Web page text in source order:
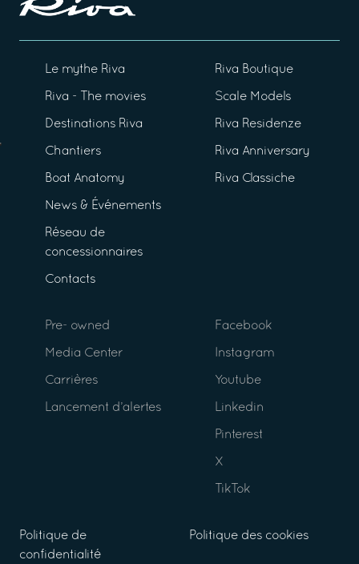
Le mythe Riva
Riva - The movies
Destinations Riva
Chantiers
Boat Anatomy
News & Événements
Réseau de
concessionnaires
Contacts
Riva Boutique
Scale Models
Riva Residenze
Riva Anniversary
Riva Classiche
Pre- owned
Media Center
Carrières
Lancement d’alertes
Facebook
Instagram
Youtube
Linkedin
Pinterest
X
TikTok
Politique de
confidentialité
Politique des cookies